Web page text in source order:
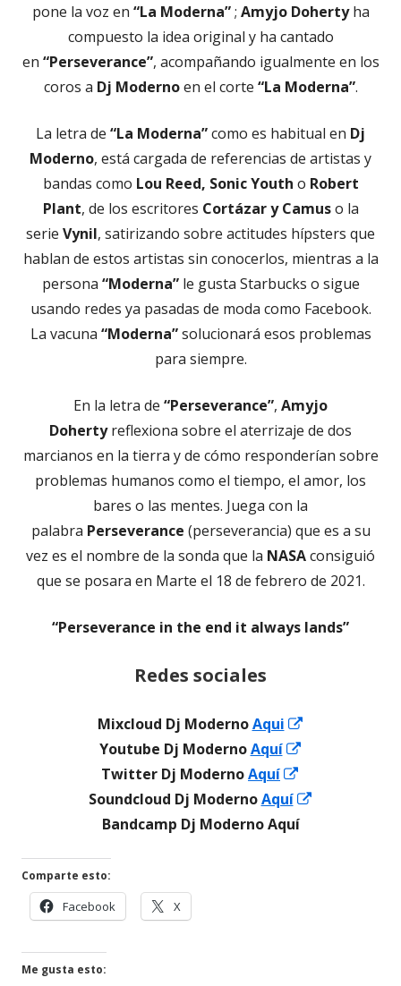
pone la voz en “La Moderna”; Amyjo Dohertyha
compuesto la idea original y ha cantado
en “Perseverance”, acompañando igualmente en los
coros a Dj Modernoen el corte “La Moderna”.
La letra de “La Moderna”como es habitual en Dj
Moderno, está cargada de referencias de artistas y
bandas como Lou Reed, Sonic Youth o Robert
Plant, de los escritores Cortázar y Camuso la
serie Vynil, satirizando sobre actitudes hípsters que
hablan de estos artistas sin conocerlos, mientras a la
persona “Moderna”le gusta Starbucks o sigue
usando redes ya pasadas de moda como Facebook.
La vacuna “Moderna”solucionará esos problemas
para siempre.
En la letra de “Perseverance”, Amyjo
Dohertyreflexiona sobre el aterrizaje de dos
marcianos en la tierra y de cómo responderían sobre
problemas humanos como el tiempo, el amor, los
bares o las mentes. Juega con la
palabra Perseverance (perseverancia) que es a su
vez es el nombre de la sonda que la NASAconsiguió
que se posara en Marte el 18 de febrero de 2021.
“Perseverance in the end it always lands”
Redes sociales
Mixcloud Dj ModernoAqui
ventana
Youtube Dj ModernoAquí
una
Twitter Dj ModernoAquí
en
una
Soundcloud Dj ModernoAquí
Bandcamp Dj Moderno Aquí
Comparte esto:
Facebook
en
X
en
Me gusta esto: